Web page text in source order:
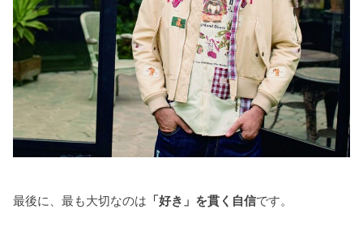
最後に、最も大切なのは 「好き」を貫く自信です。